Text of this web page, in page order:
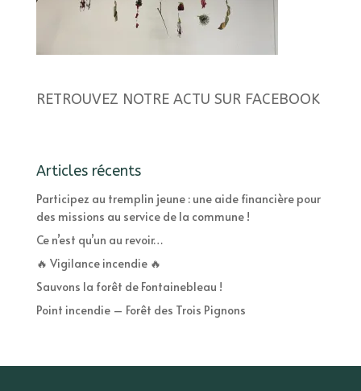
RETROUVEZ NOTRE ACTU SUR FACEBOOK
Articles récents
Participez au tremplin jeune : une aide financière pour
des missions au service de la commune !
Ce n’est qu’un au revoir…
🔥 Vigilance incendie 🔥
Sauvons la forêt de Fontainebleau !
Point incendie – Forêt des Trois Pignons